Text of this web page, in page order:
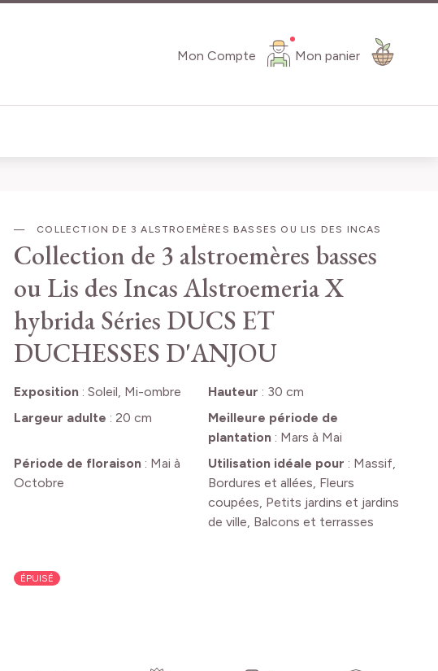
Mon Compte Mon panier
COLLECTION DE 3 ALSTROEMÈRES BASSES OU LIS DES INCAS
Collection de 3 alstroemères basses
ou Lis des IncasAlstroemeria X
hybrida Séries DUCS ET
DUCHESSES D'ANJOU
Exposition: Soleil, Mi-ombre Hauteur : 30 cm
Largeur adulte : 20 cm
Meilleure période de
plantation: Mars à Mai
Période de floraison: Mai à
Octobre
Utilisation idéale pour : Massif,
Bordures et allées, Fleurs
coupées, Petits jardins et jardins
de ville, Balcons et terrasses
ÉPUISÉ